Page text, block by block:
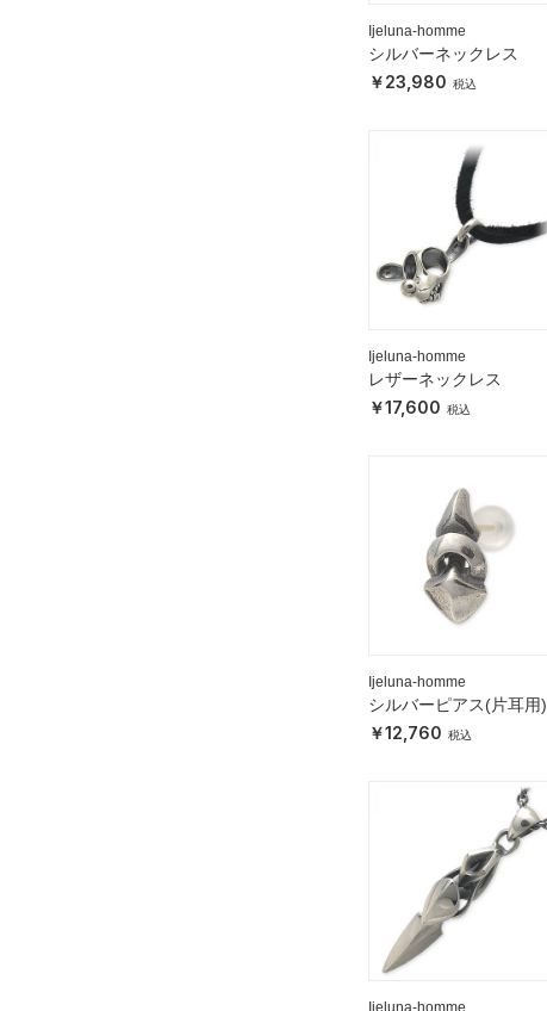
Ijeluna-homme
シルバーネックレス
23,980
Ijeluna-homme
レザーネックレス
17,600
Ijeluna-homme
シルバーピアス(片耳用)
12,760
Ijeluna-homme